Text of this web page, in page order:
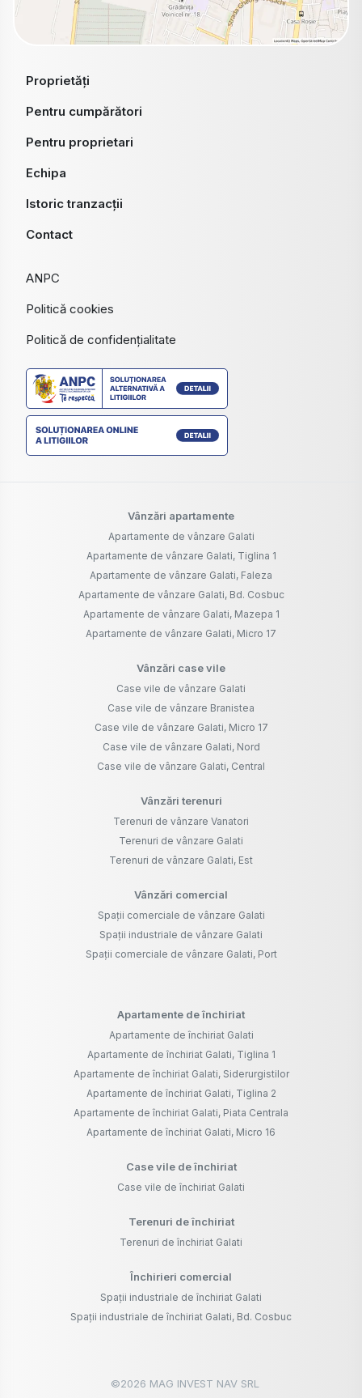
Proprietăți
Pentru cumpărători
Pentru proprietari
Echipa
Istoric tranzacții
Contact
ANPC
Politică cookies
Politică de confidențialitate
Vânzări apartamente
Apartamente de vânzare Galati
Apartamente de vânzare Galati, Tiglina 1
Apartamente de vânzare Galati, Faleza
Apartamente de vânzare Galati, Bd. Cosbuc
Apartamente de vânzare Galati, Mazepa 1
Apartamente de vânzare Galati, Micro 17
Vânzări case vile
Case vile de vânzare Galati
Case vile de vânzare Branistea
Case vile de vânzare Galati, Micro 17
Case vile de vânzare Galati, Nord
Case vile de vânzare Galati, Central
Vânzări terenuri
Terenuri de vânzare Vanatori
Terenuri de vânzare Galati
Terenuri de vânzare Galati, Est
Vânzări comercial
Spații comerciale de vânzare Galati
Spații industriale de vânzare Galati
Spații comerciale de vânzare Galati, Port
Apartamente de închiriat
Apartamente de închiriat Galati
Apartamente de închiriat Galati, Tiglina 1
Apartamente de închiriat Galati, Siderurgistilor
Apartamente de închiriat Galati, Tiglina 2
Apartamente de închiriat Galati, Piata Centrala
Apartamente de închiriat Galati, Micro 16
Case vile de închiriat
Case vile de închiriat Galati
Terenuri de închiriat
Terenuri de închiriat Galati
Închirieri comercial
Spații industriale de închiriat Galati
Spații industriale de închiriat Galati, Bd. Cosbuc
©2026 MAG INVEST NAV SRL